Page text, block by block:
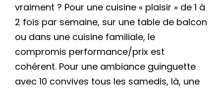
vraiment ? Pour une cuisine « plaisir » de 1 à
2 fois par semaine, sur une table de balcon
ou dans une cuisine familiale, le
compromis performance/prix est
cohérent. Pour une ambiance guinguette
avec 10 convives tous les samedis, là, une